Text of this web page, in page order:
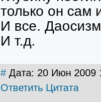
только он сам
И все.
И т.д.
# Дата: 20 Июн 2009
Ответить Цитата